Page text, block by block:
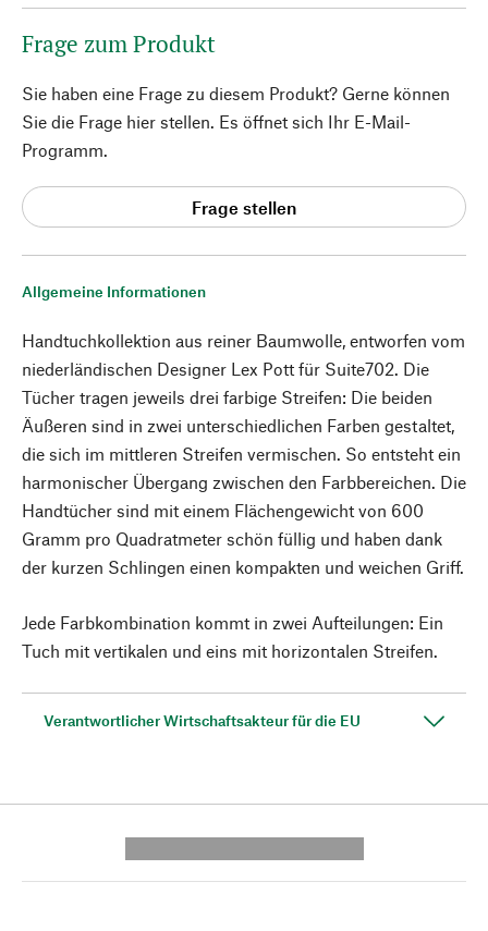
Allgemeine Informationen
Handtuchkollektion aus reiner Baumwolle, entworfen vom
niederländischen Designer Lex Pott für Suite702. Die
Tücher tragen jeweils drei farbige Streifen: Die beiden
Äußeren sind in zwei unterschiedlichen Farben gestaltet,
die sich im mittleren Streifen vermischen. So entsteht ein
harmonischer Übergang zwischen den Farbbereichen. Die
Handtücher sind mit einem Flächengewicht von 600
Gramm pro Quadratmeter schön füllig und haben dank
der kurzen Schlingen einen kompakten und weichen Griff.
Jede Farbkombination kommt in zwei Aufteilungen: Ein
Tuch mit vertikalen und eins mit horizontalen Streifen.
Verantwortlicher Wirtschaftsakteur für die EU
Frage zum Produkt
Sie haben eine Frage zu diesem Produkt? Gerne können
Sie die Frage hier stellen. Es öffnet sich Ihr E-Mail-
Programm.
Frage stellen